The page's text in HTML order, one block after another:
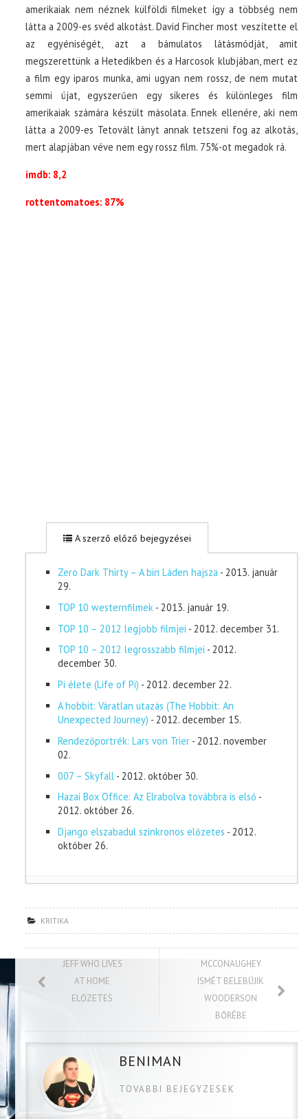
amerikaiak nem néznek külföldi filmeket így a többség nem
látta a 2009-es svéd alkotást. David Fincher most veszítette el
az egyéniségét, azt a bámulatos látásmódját, amit
megszerettünk a Hetedikben és a Harcosok klubjában, mert ez
a film egy iparos munka, ami ugyan nem rossz, de nem mutat
semmi újat, egyszerűen egy sikeres és különleges film
amerikaiak számára készült másolata. Ennek ellenére, aki nem
látta a 2009-es Tetovált lányt annak tetszeni fog az alkotás,
mert alapjában véve nem egy rossz film. 75%-ot megadok rá.
imdb: 8,2
rottentomatoes: 87%
A szerző előző bejegyzései
Zero Dark Thirty – A bin Láden hajsza - 2013. január
29.
TOP 10 westernfilmek - 2013. január 19.
TOP 10 – 2012 legjobb filmjei - 2012. december 31.
TOP 10 – 2012 legrosszabb filmjei - 2012.
december 30.
Pi élete (Life of Pi) - 2012. december 22.
A hobbit: Váratlan utazás (The Hobbit: An
Unexpected Journey) - 2012. december 15.
Rendezőportrék: Lars von Trier - 2012. november
02.
007 – Skyfall - 2012. október 30.
Hazai Box Office: Az Elrabolva továbbra is első -
2012. október 26.
Django elszabadul szinkronos előzetes - 2012.
október 26.
KRITIKA
JEFF WHO LIVES
AT HOME
ELŐZETES
MCCONAUGHEY
ISMÉT BELEBÚJIK
WOODERSON
BŐRÉBE
BENIMAN
TOVABBI BEJEGYZESEK